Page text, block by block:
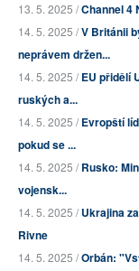
13. 5. 2025 /Channel 4
14. 5. 2025 /V Británii
neprávem držen...
14. 5. 2025 /EU přidělí
ruských a...
14. 5. 2025 /Evropští
pokud se ...
14. 5. 2025 /Rusko:
vojensk...
14. 5. 2025 /Ukrajina
Rivne
14. 5. 2025 /Orbán: